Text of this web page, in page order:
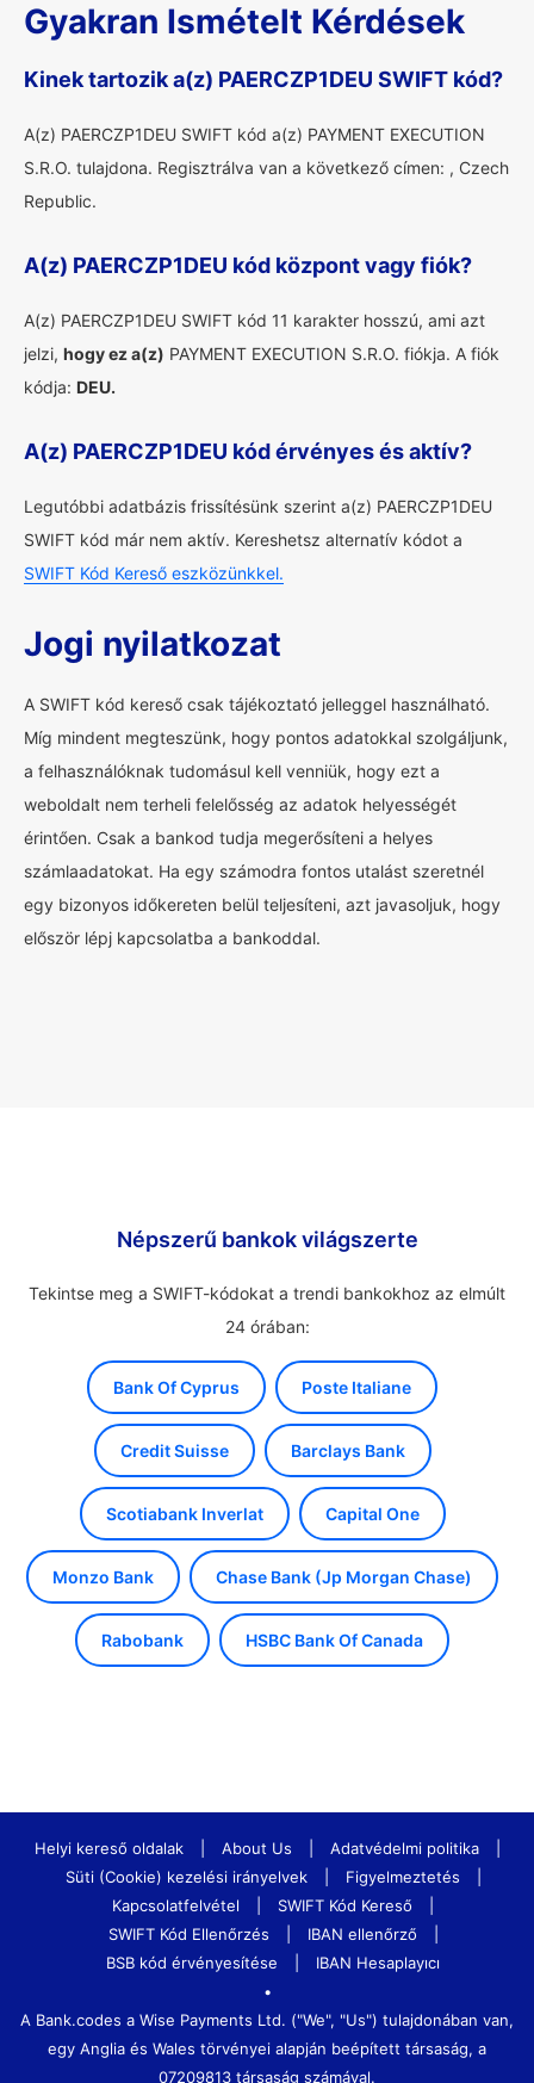
Gyakran Ismételt Kérdések
Kinek tartozik a(z) PAERCZP1DEU SWIFT kód?
A(z) PAERCZP1DEU SWIFT kód a(z) PAYMENT EXECUTION
S.R.O. tulajdona. Regisztrálva van a következő címen: , Czech
Republic.
A(z) PAERCZP1DEU kód központ vagy fiók?
A(z) PAERCZP1DEU SWIFT kód 11 karakter hosszú, ami azt
jelzi, hogy ez a(z) PAYMENT EXECUTION S.R.O. fiókja. A fiók
kódja: DEU.
A(z) PAERCZP1DEU kód érvényes és aktív?
Legutóbbi adatbázis frissítésünk szerint a(z) PAERCZP1DEU
SWIFT kód már nem aktív. Kereshetsz alternatív kódot a
SWIFT Kód Kereső eszközünkkel.
Jogi nyilatkozat
A SWIFT kód kereső csak tájékoztató jelleggel használható.
Míg mindent megteszünk, hogy pontos adatokkal szolgáljunk,
a felhasználóknak tudomásul kell venniük, hogy ezt a
weboldalt nem terheli felelősség az adatok helyességét
érintően. Csak a bankod tudja megerősíteni a helyes
számlaadatokat. Ha egy számodra fontos utalást szeretnél
egy bizonyos időkereten belül teljesíteni, azt javasoljuk, hogy
először lépj kapcsolatba a bankoddal.
Népszerű bankok világszerte
Tekintse meg a SWIFT-kódokat a trendi bankokhoz az elmúlt
24 órában:
Bank Of Cyprus Poste Italiane
Credit Suisse Barclays Bank
Scotiabank Inverlat Capital One
Monzo Bank Chase Bank (Jp Morgan Chase)
Rabobank HSBC Bank Of Canada
Helyi kereső oldalak About Us Adatvédelmi politika
Süti (Cookie) kezelési irányelvek
Figyelmeztetés
Kapcsolatfelvétel
SWIFT Kód Kereső
SWIFT Kód Ellenőrzés
IBAN ellenőrző
BSB kód érvényesítése
IBAN Hesaplayıcı
•
A Bank.codes a Wise Payments Ltd. ("We", "Us") tulajdonában van,
egy Anglia és Wales törvényei alapján beépített társaság, a
07209813 társaság számával.